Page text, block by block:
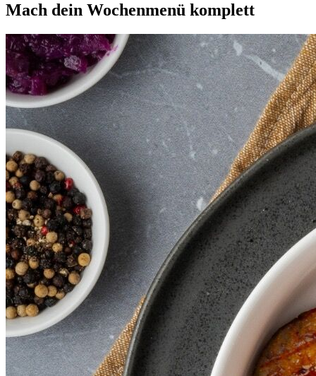
Mach dein Wochenmenü komplett